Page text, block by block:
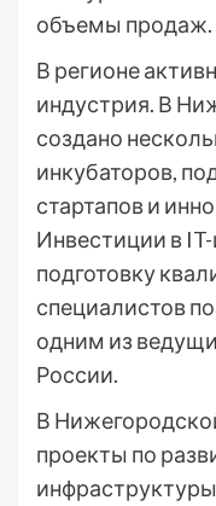
объемы продаж.
В регионе
индустрия. В
создано
инкубаторов,
стартапов и
Инвестиции в
подготовку
специалистов
одним из
России.
В
проекты по